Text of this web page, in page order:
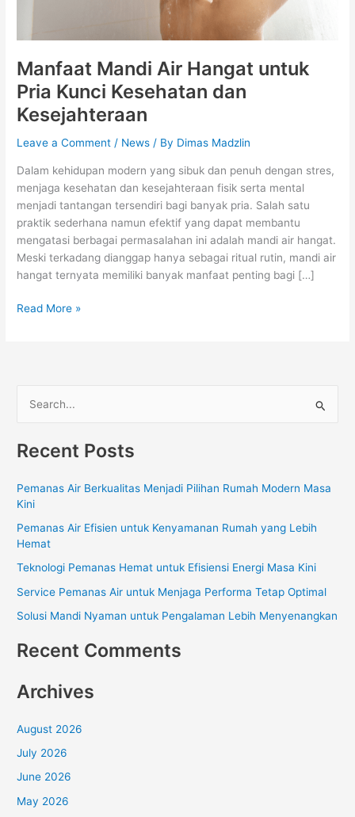
Manfaat Mandi Air Hangat untuk
Pria Kunci Kesehatan dan
Kesejahteraan
Leave a Comment / News / By Dimas Madzlin
Dalam kehidupan modern yang sibuk dan penuh dengan stres,
menjaga kesehatan dan kesejahteraan fisik serta mental
menjadi tantangan tersendiri bagi banyak pria. Salah satu
praktik sederhana namun efektif yang dapat membantu
mengatasi berbagai permasalahan ini adalah mandi air hangat.
Meski terkadang dianggap hanya sebagai ritual rutin, mandi air
hangat ternyata memiliki banyak manfaat penting bagi […]
Read More »
a
c
f
:
Recent Posts
Pemanas Air Berkualitas Menjadi Pilihan Rumah Modern Masa
Kini
Pemanas Air Efisien untuk Kenyamanan Rumah yang Lebih
Hemat
Teknologi Pemanas Hemat untuk Efisiensi Energi Masa Kini
Service Pemanas Air untuk Menjaga Performa Tetap Optimal
Solusi Mandi Nyaman untuk Pengalaman Lebih Menyenangkan
Recent Comments
Archives
August 2026
July 2026
June 2026
May 2026